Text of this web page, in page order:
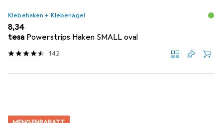
Klebehaken + Klebenagel
EUR
8,34
tesa Powerstrips Haken SMALL oval
142